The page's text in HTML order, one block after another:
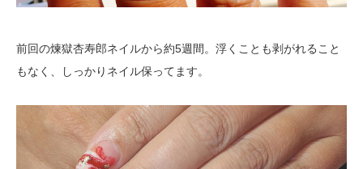
前回の煉獄杏寿郎ネイルから約5週間。浮くことも剥がれること
もなく、しっかりネイル保ってます。